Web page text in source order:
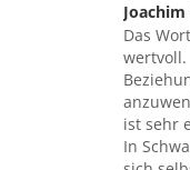
Joachim
sagte:
Das
wertvoll.
ist sehr
In